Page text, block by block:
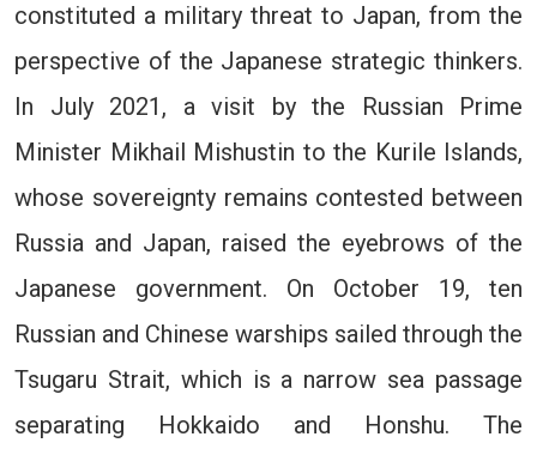
constituted a military threat to Japan, from the
perspective of the Japanese strategic thinkers.
In July 2021, a visit by the Russian Prime
Minister Mikhail Mishustin to the Kurile Islands,
whose sovereignty remains contested between
Russia and Japan, raised the eyebrows of the
Japanese government. On October 19, ten
Russian and Chinese warships sailed through the
Tsugaru Strait, which is a narrow sea passage
separating Hokkaido and Honshu. The